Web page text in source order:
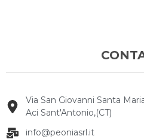
Via San Giovanni Santa
Aci Sant'Antonio,(CT)
info@peoniasrl.it